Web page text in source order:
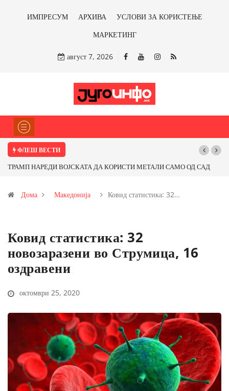
ИМПРЕСУМ АРХИВА
УСЛОВИ ЗА КОРИСТЕЊЕ
МАРКЕТИНГ
август 7, 2026
ФЛЕШ ВЕСТИ
МЕТАЛИ САМО ОД САД
Почнува реконструкцијата на улицата „5-ти
Дома Македонија Ковид статистика: 32…
Ковид статистика: 32
новозаразени во Струмица, 16
оздравени
октомври 25, 2020